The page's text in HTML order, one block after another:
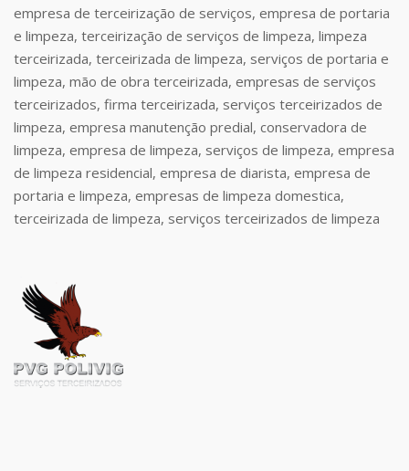
empresa de terceirização de serviços, empresa de portaria
e limpeza, terceirização de serviços de limpeza, limpeza
terceirizada, terceirizada de limpeza, serviços de portaria e
limpeza, mão de obra terceirizada, empresas de serviços
terceirizados, firma terceirizada, serviços terceirizados de
limpeza, empresa manutenção predial, conservadora de
limpeza, empresa de limpeza, serviços de limpeza, empresa
de limpeza residencial, empresa de diarista, empresa de
portaria e limpeza, empresas de limpeza domestica,
terceirizada de limpeza, serviços terceirizados de limpeza